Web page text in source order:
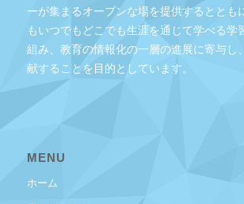
ーが集まるオープンな場を提供するととも
もいつでもどこでも生涯を通じて学べる学
組み、教育の情報化の一層の進展に寄与し
献することを目的としています。
MENU
ホーム